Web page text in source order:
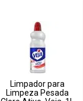
Limpador para
Limpeza Pesada